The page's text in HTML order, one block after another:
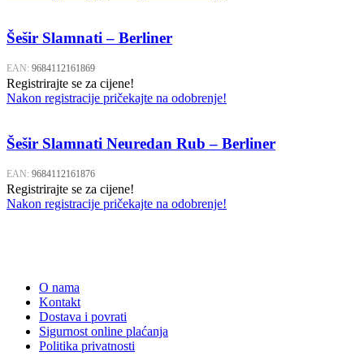
Šešir Slamnati – Berliner
EAN: 9684112161869
Registrirajte se za cijene!
Nakon registracije pričekajte na odobrenje!
Šešir Slamnati Neuredan Rub – Berliner
EAN: 9684112161876
Registrirajte se za cijene!
Nakon registracije pričekajte na odobrenje!
O nama
Kontakt
Dostava i povrati
Sigurnost online plaćanja
Politika privatnosti